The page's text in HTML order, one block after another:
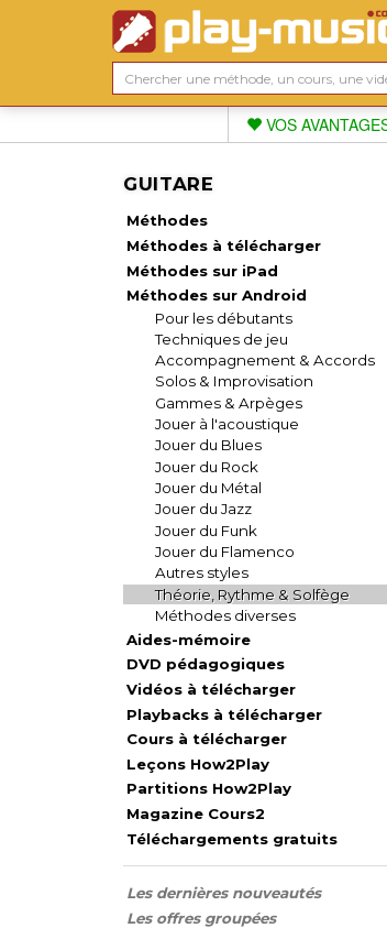
VOS
GUITARE
Méthodes
Méthodes à télécharger
Méthodes sur iPad
Méthodes sur Android
Pour les débutants
Techniques de jeu
Accompagnement & Accords
Solos & Improvisation
Gammes & Arpèges
Jouer à l'acoustique
Jouer du Blues
Jouer du Rock
Jouer du Métal
Jouer du Jazz
Jouer du Funk
Jouer du Flamenco
Autres styles
Théorie, Rythme & Solfège
Méthodes diverses
Aides-mémoire
DVD pédagogiques
Vidéos à télécharger
Playbacks à télécharger
Cours à télécharger
Leçons How2Play
Partitions How2Play
Magazine Cours2
Téléchargements gratuits
Les dernières nouveautés
Les offres groupées